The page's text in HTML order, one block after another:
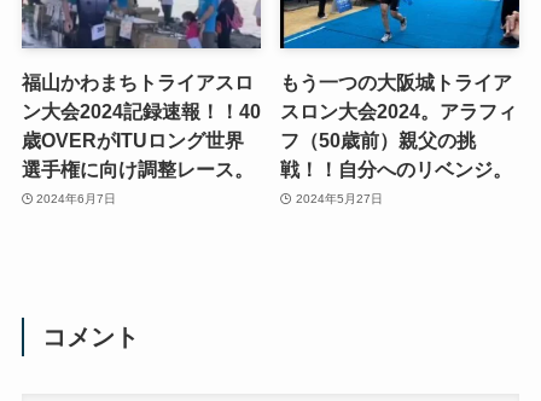
福山かわまちトライアスロ
ン大会2024記録速報！！40
歳OVERがITUロング世界
選手権に向け調整レース。
2024年6月7日
もう一つの大阪城トライア
スロン大会2024。アラフィ
フ（50歳前）親父の挑
戦！！自分へのリベンジ。
2024年5月27日
コメント